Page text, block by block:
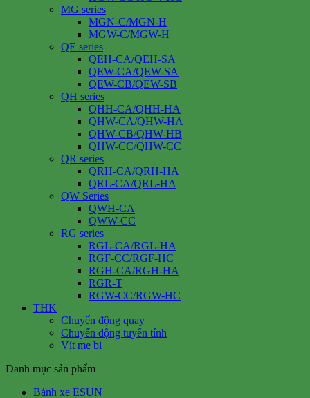
MG series
MGN-C/MGN-H
MGW-C/MGW-H
QE series
QEH-CA/QEH-SA
QEW-CA/QEW-SA
QEW-CB/QEW-SB
QH series
QHH-CA/QHH-HA
QHW-CA/QHW-HA
QHW-CB/QHW-HB
QHW-CC/QHW-CC
QR series
QRH-CA/QRH-HA
QRL-CA/QRL-HA
QW Series
QWH-CA
QWW-CC
RG series
RGL-CA/RGL-HA
RGF-CC/RGF-HC
RGH-CA/RGH-HA
RGR-T
RGW-CC/RGW-HC
THK
Chuyển động quay
Chuyển động tuyến tính
Vít me bi
Danh mục sản phẩm
Bánh xe ESUN